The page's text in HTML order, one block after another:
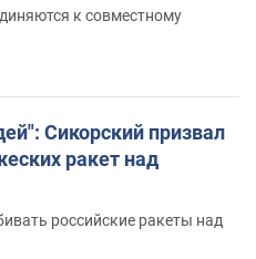
к совместному
Сикорский призвал
ракет над
российские ракеты над